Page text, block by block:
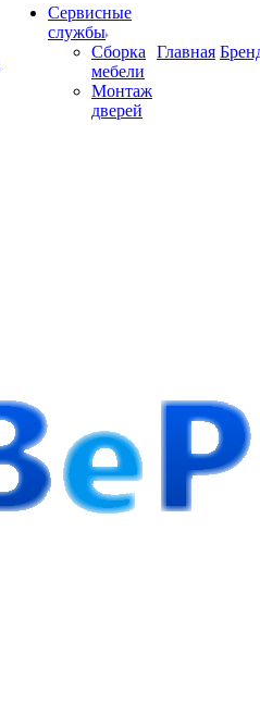
Сервисные
службы
Сборка
мебели
Монтаж
дверей
Главная